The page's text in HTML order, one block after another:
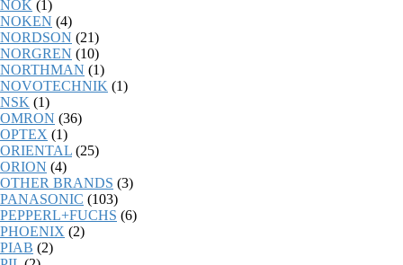
NOK (1)
NOKEN (4)
NORDSON (21)
NORGREN (10)
NORTHMAN (1)
NOVOTECHNIK (1)
NSK (1)
OMRON (36)
OPTEX (1)
ORIENTAL (25)
ORION (4)
OTHER BRANDS (3)
PANASONIC (103)
PEPPERL+FUCHS (6)
PHOENIX (2)
PIAB (2)